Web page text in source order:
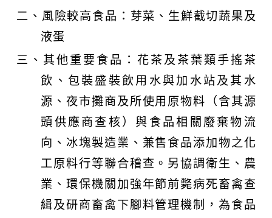
風險較高食品：芽菜、生鮮截切蔬果及
液蛋
其他重要食品：花茶及茶葉類手搖茶
飲、包裝盛裝飲用水與加水站及其水
源、夜市攤商及所使用原物料（含其源
頭供應商查核）與食品相關廢棄物流
向、冰塊製造業、兼售食品添加物之化
工原料行等聯合稽查。另協調衛生、農
業、環保機關加強年節前斃病死畜禽查
緝及研商畜禽下腳料管理機制，為食品